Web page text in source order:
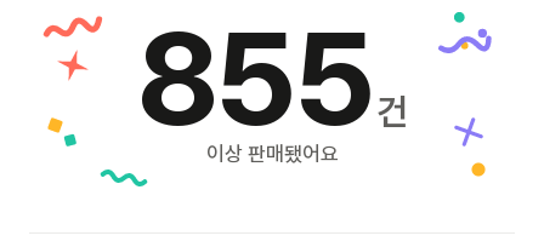
855건
이상 판매됐어요